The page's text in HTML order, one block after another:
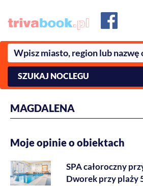
SZUKAJ NOCLEGU
MAGDALENA
Moje opinie o obiektach
SPA całoroczny
Dworek przy plaży